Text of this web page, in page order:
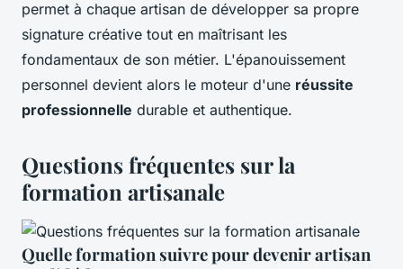
permet à chaque artisan de développer sa propre
signature créative tout en maîtrisant les
fondamentaux de son métier. L'épanouissement
personnel devient alors le moteur d'une réussite
professionnelle durable et authentique.
Questions fréquentes sur la
formation artisanale
Quelle formation suivre pour devenir artisan